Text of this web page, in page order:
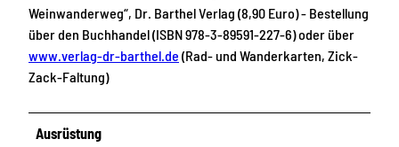
Weinwanderweg“, Dr. Barthel Verlag (8,90 Euro) - Bestellung
über den Buchhandel (ISBN 978-3-89591-227-6) oder über
www.verlag-dr-barthel.de (Rad- und Wanderkarten, Zick-
Zack-Faltung)
Ausrüstung